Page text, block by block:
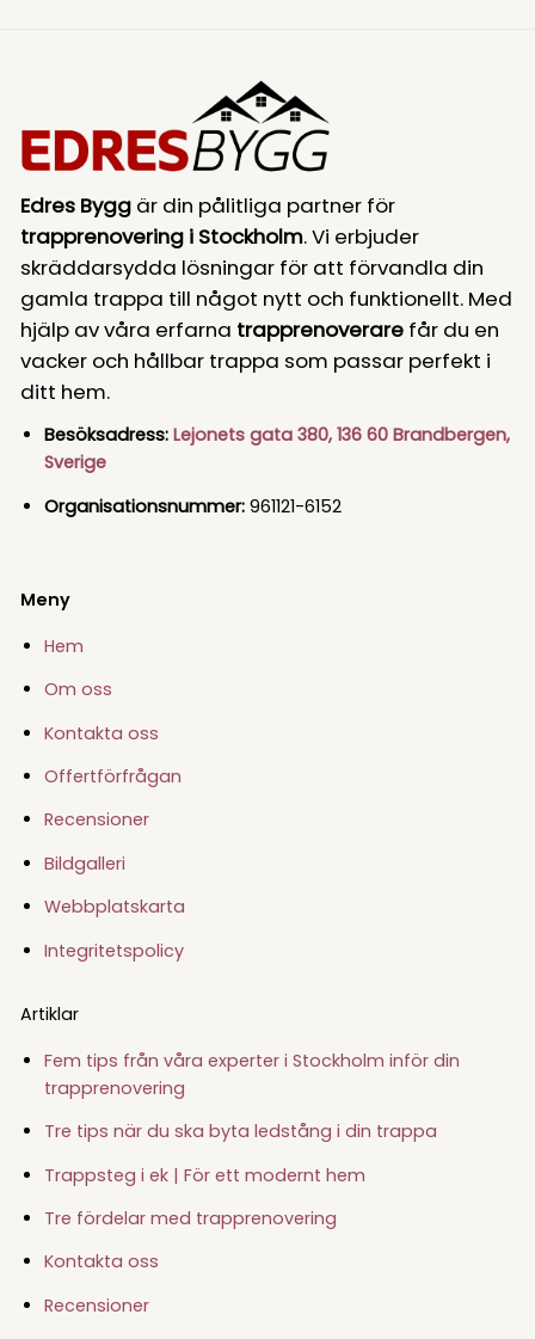
Edres Byggär din pålitliga partner för
trapprenovering i Stockholm. Vi erbjuder
skräddarsydda lösningar för att förvandla din
gamla trappa till något nytt och funktionellt. Med
hjälp av våra erfarna trapprenoverarefår du en
vacker och hållbar trappa som passar perfekt i
ditt hem.
Besöksadress: Lejonets gata 380, 136 60 Brandbergen,
Sverige
Organisationsnummer: 961121-6152
Meny
Hem
Om oss
Kontakta oss
Offertförfrågan
Recensioner
Bildgalleri
Webbplatskarta
Integritetspolicy
Artiklar
Fem tips från våra experter i Stockholm inför din
trapprenovering
Tre tips när du ska byta ledstång i din trappa
Trappsteg i ek | För ett modernt hem
Tre fördelar med trapprenovering
Kontakta oss
Recensioner